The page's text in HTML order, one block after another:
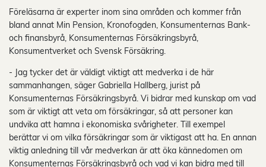
Föreläsarna är experter inom sina områden och kommer från
bland annat Min Pension, Kronofogden, Konsumenternas Bank-
och finansbyrå, Konsumenternas Försäkringsbyrå,
Konsumentverket och Svensk Försäkring.
- Jag tycker det är väldigt viktigt att medverka i de här
sammanhangen, säger Gabriella Hallberg, jurist på
Konsumenternas Försäkringsbyrå. Vi bidrar med kunskap om vad
som är viktigt att veta om försäkringar, så att personer kan
undvika att hamna i ekonomiska svårigheter. Till exempel
berättar vi om vilka försäkringar som är viktigast att ha. En annan
viktig anledning till vår medverkan är att öka kännedomen om
Konsumenternas Försäkringsbyrå och vad vi kan bidra med till